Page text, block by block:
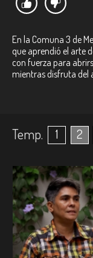
En la Comuna 3 de
que aprendió el arte
con fuerza para
mientras disfruta del
Temp. 1 2